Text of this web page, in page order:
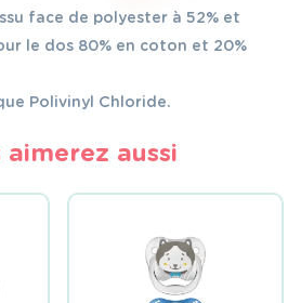
face de polyester à 52% et
le dos 80% en coton et 20%
Polivinyl Chloride.
aimerez aussi